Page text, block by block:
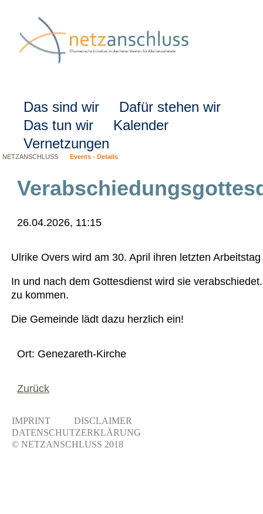
überspringen
Das sind wir
Dafür stehen wir
Das tun wir
Kalender
Vernetzungen
NETZANSCHLUSS Events - Details
26.04.2026, 11:15
Ulrike Overs wird am 30. April ihren letzten
In und nach dem Gottesdienst wird sie
zu kommen.
Die Gemeinde lädt dazu herzlich ein!
Ort: Genezareth-Kirche
Zurück
IMPRINT
DISCLAIMER
DATENSCHUTZERKLÄRUNG
© NETZANSCHLUSS 2018